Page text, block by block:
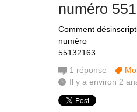
numéro
Comment
numéro
55132163
1 réponse
Il y a environ 2